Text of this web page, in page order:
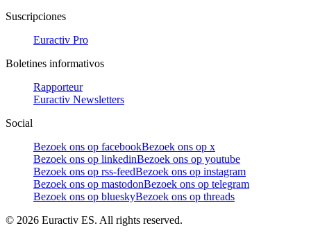
Suscripciones
Euractiv Pro
Boletines informativos
Rapporteur
Euractiv Newsletters
Social
Bezoek ons op facebookBezoek ons op x
Bezoek ons op linkedinBezoek ons op youtube
Bezoek ons op rss-feedBezoek ons op instagram
Bezoek ons op mastodonBezoek ons op telegram
Bezoek ons op blueskyBezoek ons op threads
© 2026 Euractiv ES. All rights reserved.